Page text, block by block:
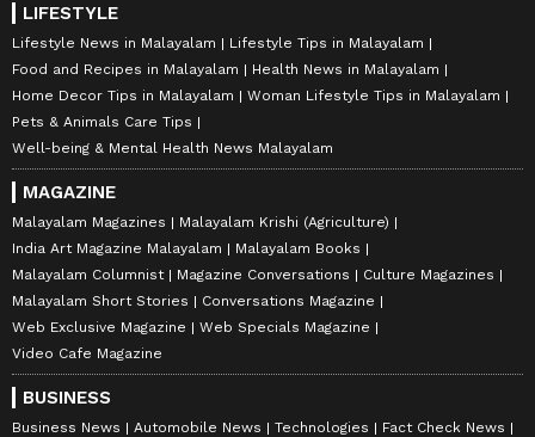
LIFESTYLE
Lifestyle News in Malayalam
Lifestyle Tips in Malayalam
Food and Recipes in Malayalam
Health News in Malayalam
Home Decor Tips in Malayalam
Woman Lifestyle Tips in Malayalam
Pets & Animals Care Tips
Well-being & Mental Health News Malayalam
MAGAZINE
Malayalam Magazines
Malayalam Krishi (Agriculture)
India Art Magazine Malayalam
Malayalam Books
Malayalam Columnist
Magazine Conversations
Culture Magazines
Malayalam Short Stories
Conversations Magazine
Web Exclusive Magazine
Web Specials Magazine
Video Cafe Magazine
BUSINESS
Business News Automobile News Technologies
Fact Check News